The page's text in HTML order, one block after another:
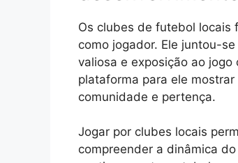
Os clubes de futebol locais
como jogador. Ele juntou-
valiosa e exposição ao
plataforma para ele
comunidade e pertença.
Jogar por clubes locais
compreender a dinâmica